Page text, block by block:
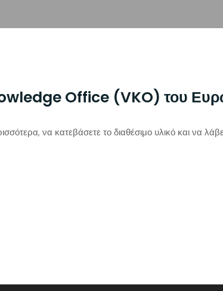
Office (VKO) του
να κατεβάσετε το διαθέσιμο υλικό και να